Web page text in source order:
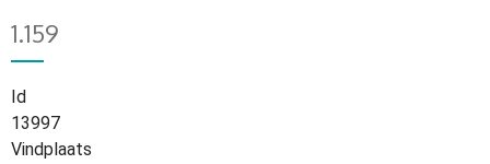
1.159
Id
13997
Vindplaats